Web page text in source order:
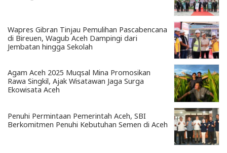
Wapres Gibran Tinjau Pemulihan Pascabencana
di Bireuen, Wagub Aceh Dampingi dari
Jembatan hingga Sekolah
Agam Aceh 2025 Muqsal Mina Promosikan
Rawa Singkil, Ajak Wisatawan Jaga Surga
Ekowisata Aceh
Penuhi Permintaan Pemerintah Aceh, SBI
Berkomitmen Penuhi Kebutuhan Semen di Aceh